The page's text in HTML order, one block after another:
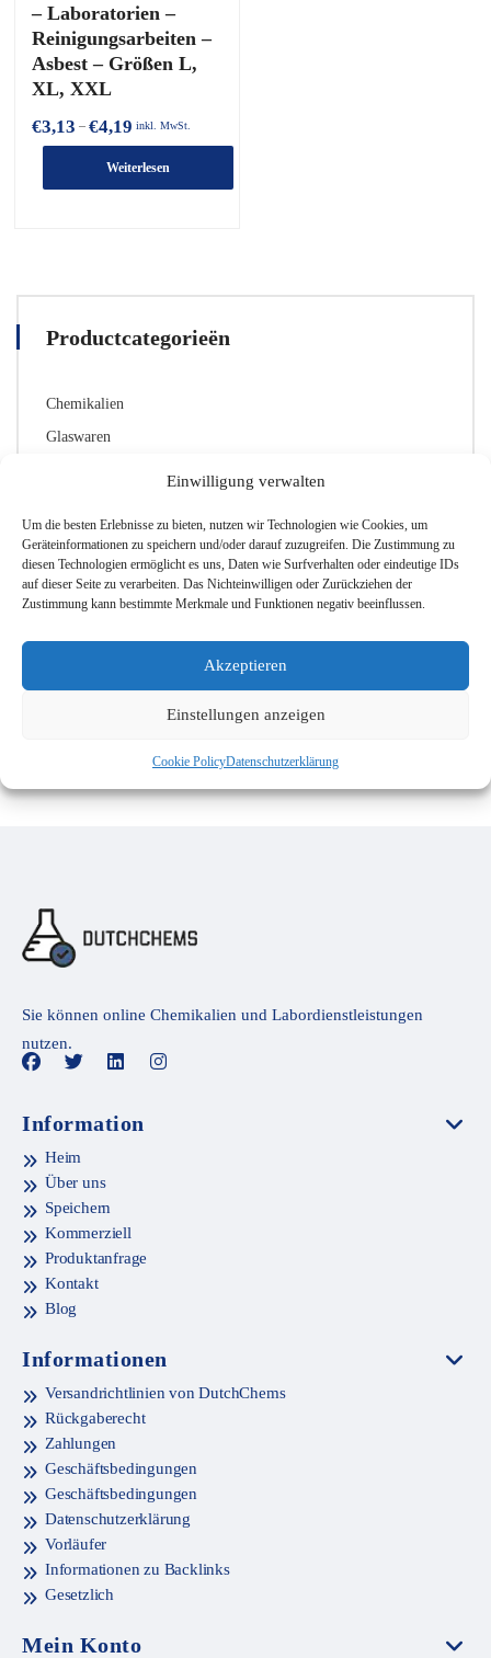
Einwilligung verwalten
Um die besten Erlebnisse zu bieten, nutzen wir Technologien wie Cookies, um
Geräteinformationen zu speichern und/oder darauf zuzugreifen. Die Zustimmung zu
diesen Technologien ermöglicht es uns, Daten wie Surfverhalten oder eindeutige IDs
auf dieser Seite zu verarbeiten. Das Nichteinwilligen oder Zurückziehen der
Zustimmung kann bestimmte Merkmale und Funktionen negativ beeinflussen.
Akzeptieren
Einstellungen anzeigen
Cookie PolicyDatenschutzerklärung
Productcategorieën
Chemikalien
Glaswaren
Normering
EN ISO 13982-1 (type 5) (1)
– Laboratorien –
Reinigungsarbeiten –
Asbest – Größen L,
XL, XXL
€3,13 – €4,19 Preisspanne:
€3,13
bis
€4,19
inkl. MwSt.
Weiterlesen
Sie können online Chemikalien und Labordienstleistungen
nutzen.
Information
Heim
Über uns
Speichern
Kommerziell
Produktanfrage
Kontakt
Blog
Informationen
Versandrichtlinien von DutchChems
Rückgaberecht
Zahlungen
Geschäftsbedingungen
Geschäftsbedingungen
Datenschutzerklärung
Vorläufer
Informationen zu Backlinks
Gesetzlich
Mein Konto